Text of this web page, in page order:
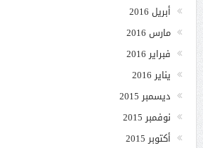
أبريل 2016
مارس 2016
فبراير 2016
يناير 2016
ديسمبر 2015
نوفمبر 2015
أكتوبر 2015